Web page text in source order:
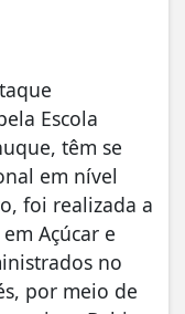
Escola
têm se
em nível
foi realizada a
Açúcar e
no
por meio de